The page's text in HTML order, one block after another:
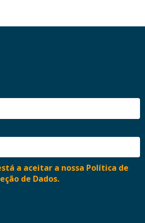
a aceitar a nossa Política de
de Dados.